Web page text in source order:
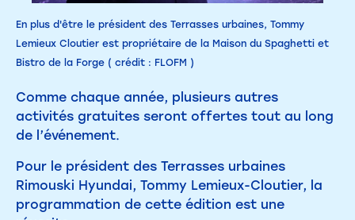
En plus d'être le président des Terrasses urbaines, Tommy
Lemieux Cloutier est propriétaire de la Maison du Spaghetti et
Bistro de la Forge ( crédit : FLOFM )
Comme chaque année, plusieurs autres
activités gratuites seront offertes tout au long
de l’événement.
Pour le président des Terrasses urbaines
Rimouski Hyundai, Tommy Lemieux-Cloutier, la
programmation de cette édition est une